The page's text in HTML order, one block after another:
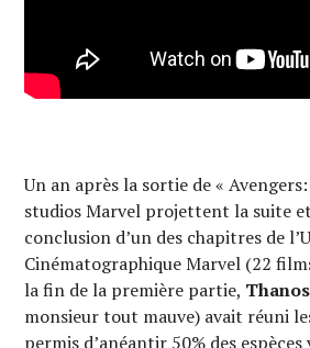
Un an après la sortie de «
studios Marvel projettent la suite
conclusion d’un des chapitres de
Cinématographique Marvel (22
la fin de la première partie, Thanos
monsieur tout mauve) avait réuni
permis d’anéantir 50% des espèces